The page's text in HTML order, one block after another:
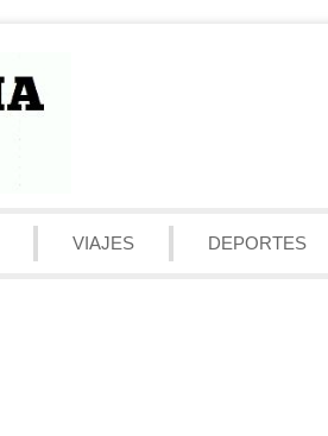
VIAJES DEPORTES